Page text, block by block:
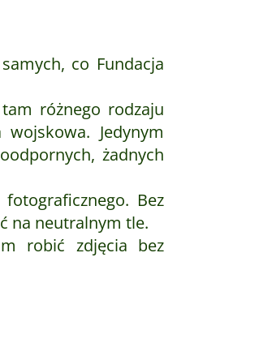
co Fundacja
różnego rodzaju
Jedynym
żadnych
Bez
na neutralnym tle.
robić zdjęcia bez